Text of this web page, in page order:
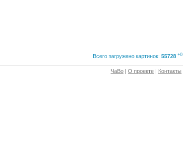
Всего загружено картинок: 55728 +0
ЧаВо | О проекте | Контакты